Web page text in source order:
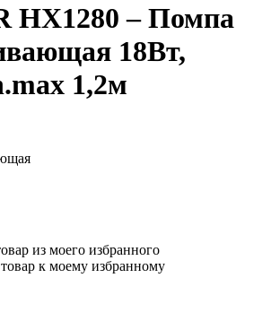
HX1280 – Помпа
18Вт,
1,2м
из моего избранного
товар к моему избранному